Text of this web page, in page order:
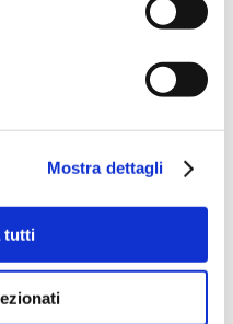
Mostra dettagli
tutti